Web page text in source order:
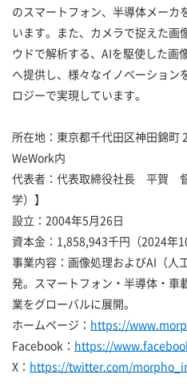
のスマートフォン、半導体メーカ
います。また、カメラで捉えた画
ウドで解析する、AIを駆使した画
へ提供し、様々なイノベーション
ロジーで実現しています。
所在地：東京都千代田区神田錦町
WeWork内
代表者：代表取締役社長 平賀
学）】
設立：2004年5月26日
資本金：1,858,943千円（2024年
事業内容：画像処理およびAI（人
発。スマートフォン・半導体・車
業をグローバルに展開。
ホームページ： https://
Facebook： https://
X： https://twitter.com/